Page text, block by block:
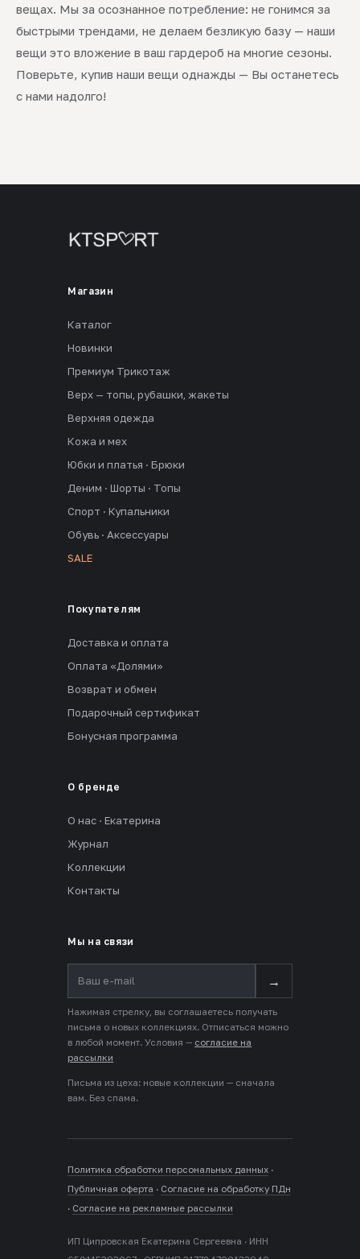
вещах. Мы за осознанное потребление: не гонимся за
быстрыми трендами, не делаем безликую базу — наши
вещи это вложение в ваш гардероб на многие сезоны.
Поверьте, купив наши вещи однажды — Вы останетесь
с нами надолго!
Магазин
Каталог
Новинки
Премиум Трикотаж
Верх — топы, рубашки, жакеты
Верхняя одежда
Кожа и мех
Юбки и платья · Брюки
Деним · Шорты · Топы
Спорт · Купальники
Обувь · Аксессуары
SALE
Покупателям
Доставка и оплата
Оплата «Долями»
Возврат и обмен
Подарочный сертификат
Бонусная программа
О бренде
О нас · Екатерина
Журнал
Коллекции
Контакты
Мы на связи
→
Нажимая стрелку, вы соглашаетесь получать
письма о новых коллекциях. Отписаться можно
в любой момент. Условия — согласие на
рассылки
Письма из цеха: новые коллекции — сначала
вам. Без спама.
Политика обработки персональных данных ·
Публичная оферта · Согласие на обработку ПДн
· Согласие на рекламные рассылки
ИП Ципровская Екатерина Сергеевна · ИНН